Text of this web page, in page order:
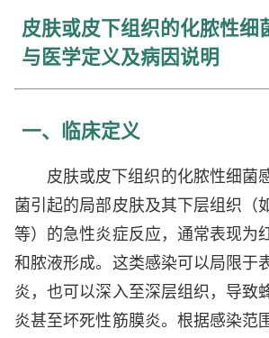
subcutaneous tissue、皮肤及皮下
染，未特指、皮肤感染NOS、皮肤感
性耐甲氧西林金黄色葡萄球菌引起
院获得性耐甲氧西林金黄色葡萄球菌
皮肤或皮下组织的化脓性细
与医学定义及病因说明
一、临床定义
皮肤或皮下组织的化脓性细菌
菌引起的局部皮肤及其下层组织（
等）的急性炎症反应，通常表现为
和脓液形成。这类感染可以局限于
炎，也可以深入至深层组织，导致
炎甚至坏死性筋膜炎。根据感染范